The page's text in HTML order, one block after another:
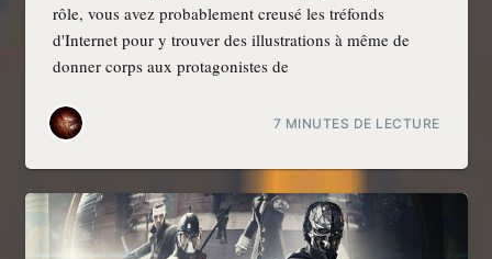
rôle, vous avez probablement creusé les tréfonds
d'Internet pour y trouver des illustrations à même de
donner corps aux protagonistes de
7 MINUTES DE LECTURE